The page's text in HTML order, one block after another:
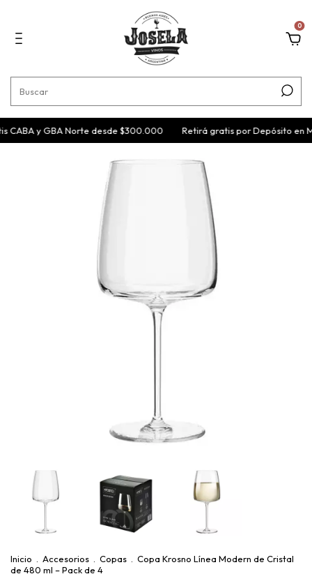
0
CABA y GBA Norte desde $300.000 Retirá gratis por Depósito en
Inicio Accesorios Copas
Copa Krosno Línea Modern de Cristal
de 480 ml – Pack de 4